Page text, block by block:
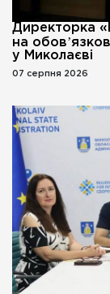
Директорка
на
у Миколаєві
07 серпня 2026